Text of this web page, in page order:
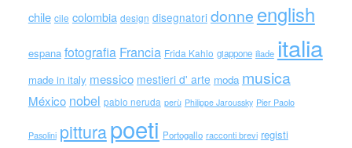
chile cile colombia design disegnatori donne english
espana fotografia Francia Frida Kahlo giappone iliade italia
made in italy messico mestieri d' arte moda musica
México nobel pablo neruda perù Philippe Jaroussky Pier Paolo
Pasolini pitturapoeti Portogallo racconti brevi registi